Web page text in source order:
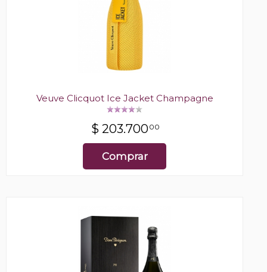
Veuve Clicquot Ice Jacket Champagne
$ 203.70000
Comprar